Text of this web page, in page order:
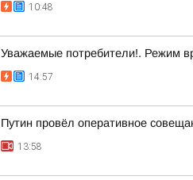
10:48
Уважаемые потребители!. Режим
14:57
Путин провёл оперативное
13:58